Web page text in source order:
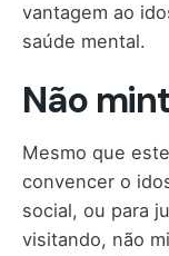
vantagem ao
saúde mental.
Não
Mesmo que
convencer o
social, ou para
visitando, não